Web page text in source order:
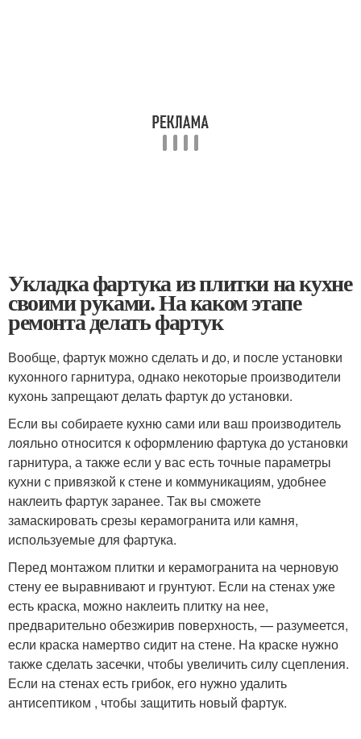
Укладка фартука из плитки на кухне
своими руками. На каком этапе
ремонта делать фартук
Вообще, фартук можно сделать и до, и после установки
кухонного гарнитура, однако некоторые производители
кухонь запрещают делать фартук до установки.
Если вы собираете кухню сами или ваш производитель
лояльно относится к оформлению фартука до установки
гарнитура, а также если у вас есть точные параметры
кухни с привязкой к стене и коммуникациям, удобнее
наклеить фартук заранее. Так вы сможете
замаскировать срезы керамогранита или камня,
используемые для фартука.
Перед монтажом плитки и керамогранита на черновую
стену ее выравнивают и грунтуют. Если на стенах уже
есть краска, можно наклеить плитку на нее,
предварительно обезжирив поверхность, — разумеется,
если краска намертво сидит на стене. На краске нужно
также сделать засечки, чтобы увеличить силу сцепления.
Если на стенах есть грибок, его нужно удалить
антисептиком , чтобы защитить новый фартук.